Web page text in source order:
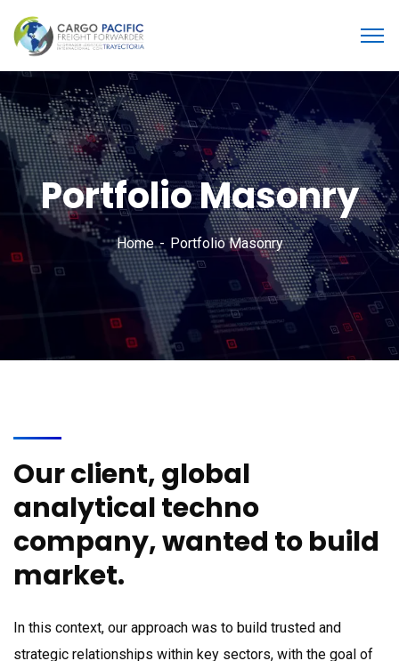
Portfolio Masonry
Home Portfolio Masonry
Our client, global
analytical techno
company, wanted to build
market.
In this context, our approach was to build trusted and
strategic relationships within key sectors, with the goal of